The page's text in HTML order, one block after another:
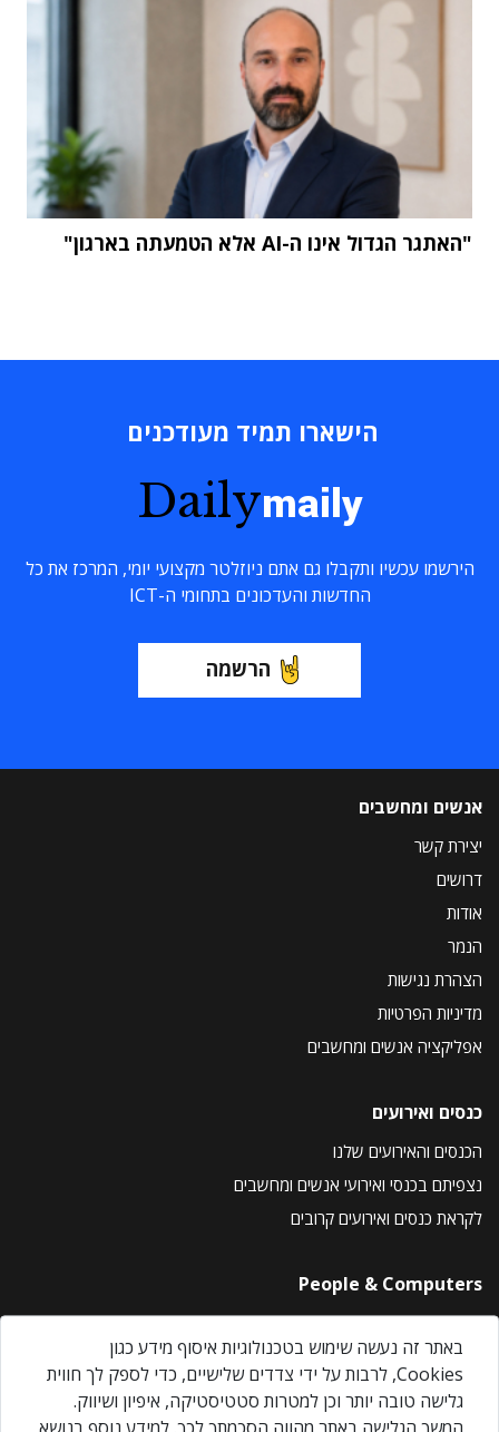
"האתגר הגדול אינו ה-AI אלא הטמעתה בארגון"
הישארו תמיד מעודכנים
Dailymaily
הירשמו עכשיו ותקבלו גם אתם ניוזלטר מקצועי יומי, המרכז את כל
החדשות והעדכונים בתחומי ה-ICT
הרשמה
אנשים ומחשבים
יצירת קשר
דרושים
אודות
הנמר
הצהרת נגישות
מדיניות הפרטיות
אפליקציה אנשים ומחשבים
כנסים ואירועים
הכנסים והאירועים שלנו
נצפיתם בכנסי ואירועי אנשים ומחשבים
לקראת כנסים ואירועים קרובים
People & Computers
About Us
Privacy Policy
Contact Us
Our Events
באתר זה נעשה שימוש בטכנולוגיות איסוף מידע כגון
Cookies, לרבות על ידי צדדים שלישיים, כדי לספק לך חווית
גלישה טובה יותר וכן למטרות סטטיסטיקה, איפיון ושיווק.